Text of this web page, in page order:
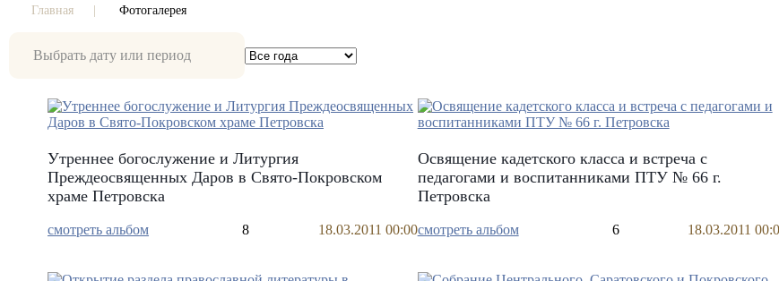
Главная Фотогалерея
Фотогалерея
Утреннее богослужение и Литургия
Преждеосвященных Даров в Свято-Покровском
храме Петровска
смотреть альбом 8 18.03.2011 00:00
Освящение кадетского класса и встреча с
педагогами и воспитанниками ПТУ № 66 г.
Петровска
смотреть альбом 6 18.03.2011